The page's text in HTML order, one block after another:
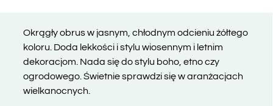
Okrągły obrus w jasnym, chłodnym odcieniu żółtego
koloru. Doda lekkości i stylu wiosennym i letnim
dekoracjom. Nada się do stylu boho, etno czy
ogrodowego. Świetnie sprawdzi się w aranżacjach
wielkanocnych.